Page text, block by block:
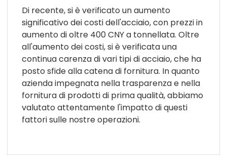
Xiamen Order Chime
Technology CO., LTD
Di recente, si è verificato un aumento
significativo dei costi dell'acciaio, con prezzi in
aumento di oltre 400 CNY a tonnellata. Oltre
all'aumento dei costi, si è verificata una
continua carenza di vari tipi di acciaio, che ha
posto sfide alla catena di fornitura. In quanto
azienda impegnata nella trasparenza e nella
fornitura di prodotti di prima qualità, abbiamo
valutato attentamente l'impatto di questi
fattori sulle nostre operazioni.